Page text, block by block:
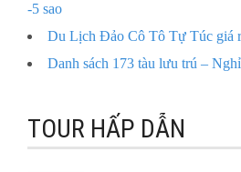
-5 sao
Du Lịch Đảo Cô Tô Tự Túc giá
Danh sách 173 tàu lưu trú –
TOUR HẤP DẪN